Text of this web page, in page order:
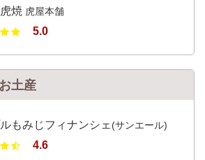
焼 虎屋本舗
5.0
土産
もみじフィナンシェ (サンエール)
4.6